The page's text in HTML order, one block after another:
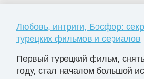
Любовь, интриги, Босфор:
турецких фильмов и сериалов
Первый турецкий фильм,
году, стал началом большой